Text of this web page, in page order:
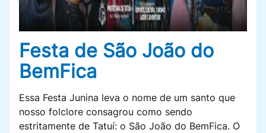
Festa de São João do
BemFica
Essa Festa Junina leva o nome de um santo que
nosso folclore consagrou como sendo
estritamente de Tatuí: o São João do BemFica. O